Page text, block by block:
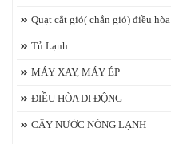
Quạt cắt gió( chắn gió) điều hòa
Tủ Lạnh
MÁY XAY, MÁY ÉP
ĐIỀU HÒA DI ĐỘNG
CÂY NƯỚC NÓNG LẠNH